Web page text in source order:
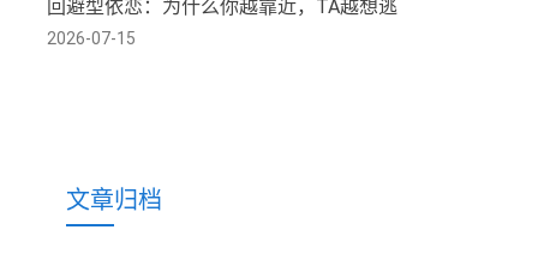
回避型依恋：为什么你越靠近，TA越想逃
2026-07-15
文章归档